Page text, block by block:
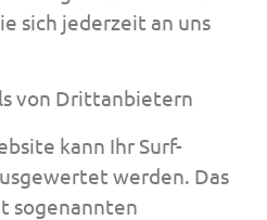
sich jederzeit an uns
von Dritt­anbietern
kann Ihr Surf-
werden. Das
sogenannten